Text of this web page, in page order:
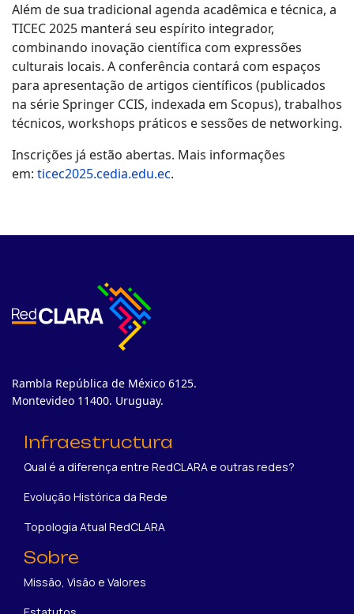
Além de sua tradicional agenda acadêmica e técnica, a
TICEC 2025 manterá seu espírito integrador,
combinando inovação científica com expressões
culturais locais. A conferência contará com espaços
para apresentação de artigos científicos (publicados
na série Springer CCIS, indexada em Scopus), trabalhos
técnicos, workshops práticos e sessões de networking.
Inscrições já estão abertas. Mais informações
em: ticec2025.cedia.edu.ec.
Rambla República de México 6125.
Montevideo 11400. Uruguay.
Infraestructura
Qual é a diferença entre RedCLARA e outras redes?
Evolução Histórica da Rede
Topologia Atual RedCLARA
Sobre
Missão, Visão e Valores